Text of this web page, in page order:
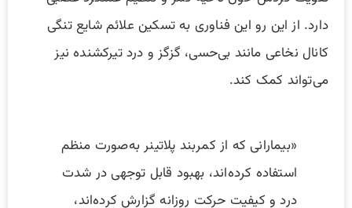
دارد. از این رو این فناوری به تسکین علائم شایع تنگی
کانال نخاعی مانند بی‌حسی، گزگز و درد تیرکشنده نیز
می‌تواند کمک کند.
«بیمارانی که از کمربند پلاتینر به‌صورت منظم
استفاده کرده‌اند، بهبود قابل توجهی در شدت
درد و کیفیت حرکت روزانه گزارش کرده‌اند،